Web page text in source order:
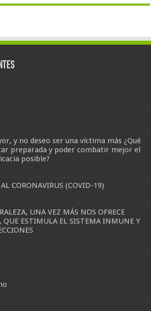
y no deseo ser una víctima más ¿Qué
preparada y poder combatir mejor el
posible?
CORONAVIRUS (COVID-19)
UNA VEZ MÁS NOS OFRECE
QUE ESTIMULA EL SISTEMA INMUNE Y